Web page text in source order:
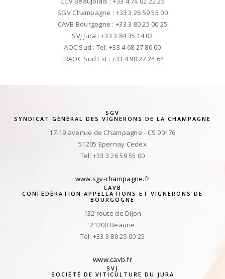
SGV Champagne : +33 3 26 59 55 00
CAVB Bourgogne : +33 3 80 25 00 25
SVJ Jura : +33 3 84 35 14 02
AOC Sud : Tel: +33 4 68 27 80 00
FRAOC Sud Est : +33 4 90 27 24 64
SGV
SYNDICAT GÉNÉRAL DES VIGNERONS DE LA CHAMPAGNE
17-19 avenue de Champagne - CS 90176
51205 Epernay Cedex
Tel: +33 3 26 59 55 00
www.sgv-champagne.fr
CAVB
CONFÉDÉRATION APPELLATIONS ET VIGNERONS DE
BOURGOGNE
132 route de Dijon
21200 Beaune
Tel: +33 3 80 25 00 25
www.cavb.fr
SVJ
SOCIÉTÉ DE VITICULTURE DU JURA